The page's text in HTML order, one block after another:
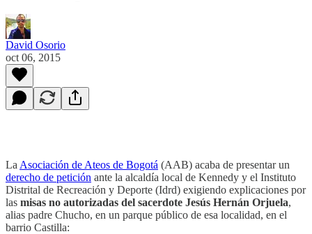
David Osorio
oct 06, 2015
La Asociación de Ateos de Bogotá (AAB) acaba de presentar un
derecho de petición ante la alcaldía local de Kennedy y el Instituto
Distrital de Recreación y Deporte (Idrd) exigiendo explicaciones por
las misas no autorizadas del sacerdote Jesús Hernán Orjuela,
alias padre Chucho, en un parque público de esa localidad, en el
barrio Castilla: